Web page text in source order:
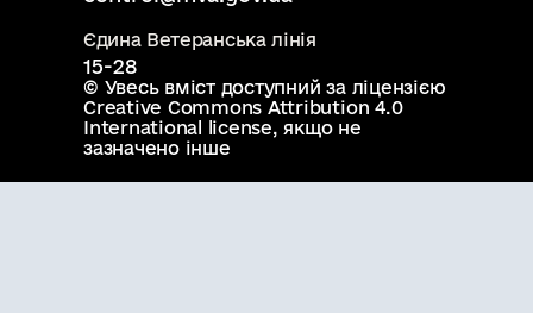
Єдина Ветеранська лінія
15-28
© Увесь вміст доступний за ліцензією
Creative Commons Attribution 4.0
International license, якщо не
зазначено інше